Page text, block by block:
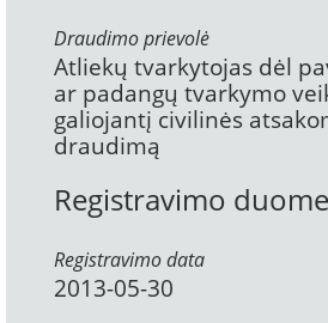
Draudimo prievolė
Atliekų tvarkytojas dėl
ar padangų tvarkymo
galiojantį civilinės
draudimą
Registravimo
Registravimo data
2013-05-30